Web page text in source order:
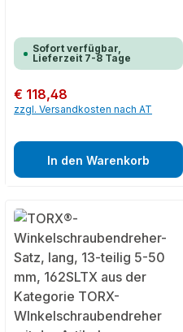
Sofort verfügbar,
Lieferzeit 7-8 Tage
Regulärer Preis:
€ 118,48
zzgl. Versandkosten nach AT
In den Warenkorb